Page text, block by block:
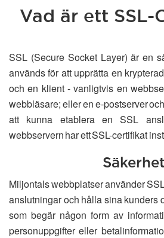
Vad är ett SSL-
SSL (Secure Socket Layer) är en
används för att upprätta en
och en klient - vanligtvis en
webbläsare; eller en e-postserver
att kunna etablera en SSL
webbservern har ett SSL-certifikat
Säkerhet
Miljontals webbplatser använder
anslutningar och hålla sina kunders
som begär någon form av
personuppgifter eller